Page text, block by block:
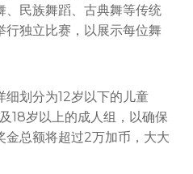
、民族舞蹈、古典舞等传统
行独立比赛，以展示每位舞
细划分为12岁以下的儿童
18岁以上的成人组，以确保
金总额将超过2万加币，大大